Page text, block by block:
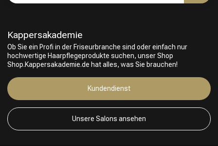
Kappersakademie
Ob Sie ein Profi in der Friseurbranche sind oder einfach nur
hochwertige Haarpflegeprodukte suchen, unser Shop
Shop.Kappersakademie.de hat alles, was Sie brauchen!
Kundendienst
Unsere Salons ansehen